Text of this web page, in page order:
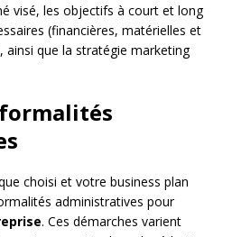
visé, les objectifs à court et long
(financières, matérielles et
ainsi que la stratégie marketing
choisi et votre business plan
administratives pour
. Ces démarches varient